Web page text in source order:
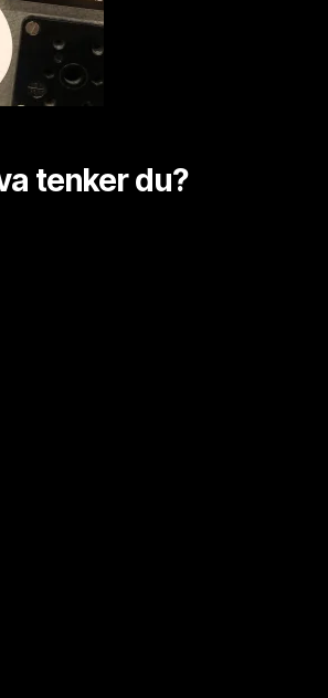
tenker du?